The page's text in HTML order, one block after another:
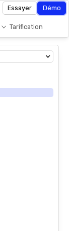
Tarification
Essayer Démo